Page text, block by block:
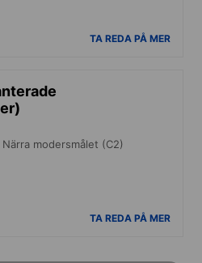
TA REDA PÅ MER
modersmålet (C2)
TA REDA PÅ MER